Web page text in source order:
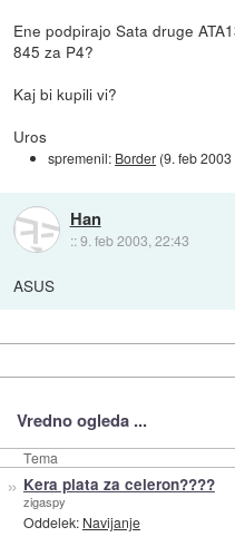
Ene podpirajo Sata druge
845 za P4?
Kaj bi kupili vi?
Uros
spremenil: Border (9. feb
Han
::9. feb 2003, 22:43
ASUS
Vredno ogleda ...
Tema
» Kera plata za celeron????
zigaspy
Oddelek: Navijanje